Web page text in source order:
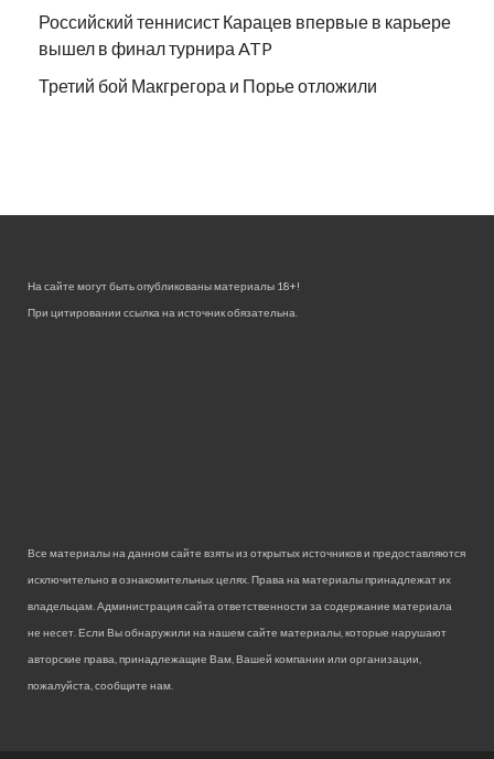
Российский теннисист Карацев впервые в карьере
вышел в финал турнира ATP
Третий бой Макгрегора и Порье отложили
На сайте могут быть опубликованы материалы 18+!
При цитировании ссылка на источник обязательна.
Все материалы на данном сайте взяты из открытых источников и предоставляются
исключительно в ознакомительных целях. Права на материалы принадлежат их
владельцам. Администрация сайта ответственности за содержание материала
не несет. Если Вы обнаружили на нашем сайте материалы, которые нарушают
авторские права, принадлежащие Вам, Вашей компании или организации,
пожалуйста, сообщите нам.